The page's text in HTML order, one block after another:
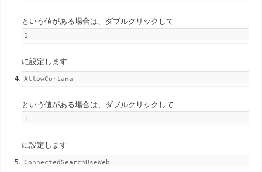
という値がある場合は、ダブルクリックして
1
に設定します
AllowCortana
という値がある場合は、ダブルクリックして
1
に設定します
ConnectedSearchUseWeb